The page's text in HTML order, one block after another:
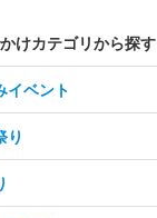
けカテゴリから探す
イベント
り